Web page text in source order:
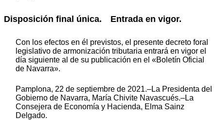
Disposición final única. Entrada en vigor.
Con los efectos en él previstos, el presente decreto foral
legislativo de armonización tributaria entrará en vigor el
día siguiente al de su publicación en el «Boletín Oficial
de Navarra».
Pamplona, 22 de septiembre de 2021.–La Presidenta del
Gobierno de Navarra, María Chivite Navascués.–La
Consejera de Economía y Hacienda, Elma Sainz
Delgado.